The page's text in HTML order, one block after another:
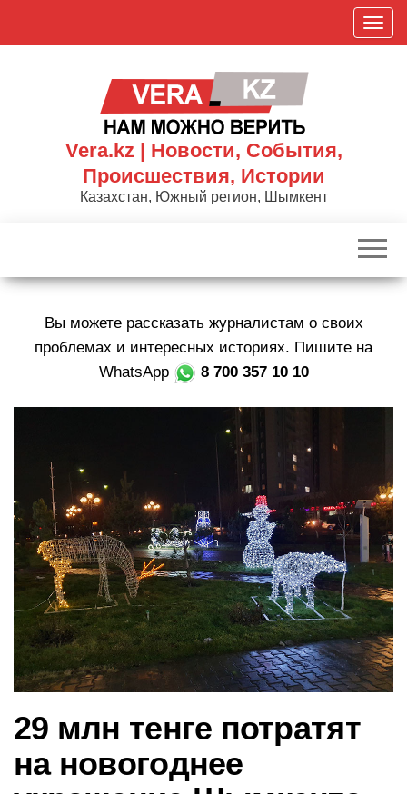
П
о
к
р
ц
ю
Vera.kz | Новости, События,
Происшествия, Истории
Казахстан, Южный регион, Шымкент
Вы можете рассказать журналистам о своих
проблемах и интересных историях. Пишите на
WhatsApp
8 700 357 10 10
29 млн тенге потратят
на новогоднее